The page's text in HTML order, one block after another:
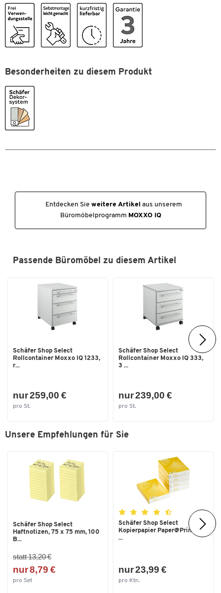
C-Fuß Gestell
Pulverbeschichtetes Stahlgestell in RAL 9006
Bodenausgleichsschrauben
Anbautisch für großzügige Arbeitsplätze
SCHÄFER Dekorsystem: verschiedene Farbvarianten und
Dekore
Maße: B 1000 x T 600 x H 735 mm
Maße
Breite [mm] 1000
Tiefe [mm] 600
Besonderheiten zu diesem Produkt
Entdecken Sie weitere Artikel aus unserem
Büromöbelprogramm MOXXO IQ
Passende Büromöbel zu diesem Artikel
Schäfer Shop Select
Rollcontainer Moxxo IQ 1233,
r...
nur 259,00 €
pro St.
Schäfer Shop Select
Rollcontainer Moxxo IQ 333,
3 ...
nur 239,00 €
pro St.
Unsere Empfehlungen für Sie
Schäfer Shop Select
Haftnotizen, 75 x 75 mm, 100
B...
statt 13,20 €
nur 8,79 €
pro Set
Schäfer Shop Select
Kopierpapier Paper@Print, DIN
...
nur 23,99 €
pro Ktn.
Zum Zoomen doppeltippen